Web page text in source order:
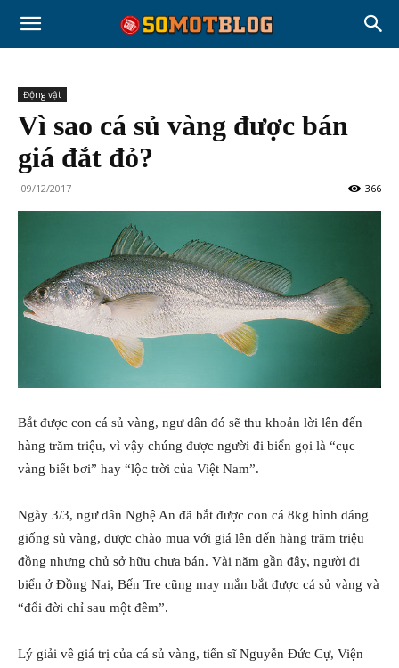
Động vật
Vì sao cá sủ vàng được bán
giá đắt đỏ?
09/12/2017 366
Bắt được con cá sủ vàng, ngư dân đó sẽ thu khoản lời lên đến
hàng trăm triệu, vì vậy chúng được người đi biển gọi là “cục
vàng biết bơi” hay “lộc trời của Việt Nam”.
Ngày 3/3, ngư dân Nghệ An đã bắt được con cá 8kg hình dáng
giống sủ vàng, được chào mua với giá lên đến hàng trăm triệu
đồng nhưng chủ sở hữu chưa bán. Vài năm gần đây, người đi
biển ở Đồng Nai, Bến Tre cũng may mắn bắt được cá sủ vàng và
“đổi đời chỉ sau một đêm”.
Lý giải về giá trị của cá sủ vàng, tiến sĩ Nguyễn Đức Cự, Viện